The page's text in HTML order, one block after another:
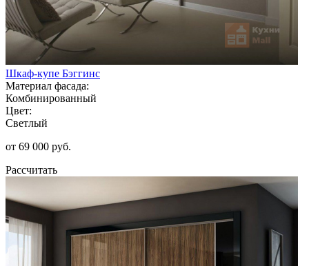
Шкаф-купе Бэггинс
Материал фасада:
Комбинированный
Цвет:
Светлый
от 69 000 руб.
Рассчитать